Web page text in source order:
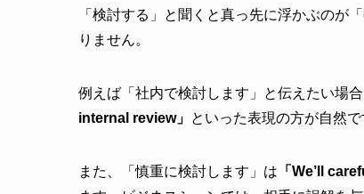
「検討する」と聞くと真っ先に浮かぶのが
りません。
例えば「社内で検討します」と伝えたい場合
internal review」 といった表現の方が自然で
また、「慎重に検討します」は 「We’ll